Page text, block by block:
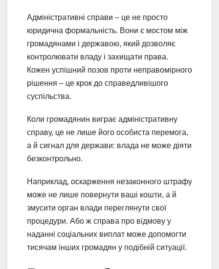
Адміністративні справи – це не просто
юридична формальність. Вони є мостом між
громадянами і державою, який дозволяє
контролювати владу і захищати права.
Кожен успішний позов проти неправомірного
рішення – це крок до справедливішого
суспільства.
Коли громадянин виграє адміністративну
справу, це не лише його особиста перемога,
а й сигнал для держави: влада не може діяти
безконтрольно.
Наприклад, оскарження незаконного штрафу
може не лише повернути ваші кошти, а й
змусити орган влади переглянути свої
процедури. Або ж справа про відмову у
наданні соціальних виплат може допомогти
тисячам інших громадян у подібній ситуації.